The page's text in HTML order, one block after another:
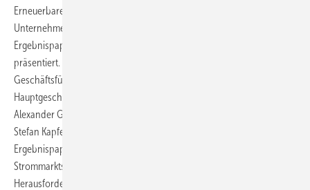
Erneuerbare Energie (BEE) und der Verband Kommunaler
Unternehmen (VKU). Die Ergebnisse wurden innerhalb eines
Ergebnispapiers festgehalten und Anfang Dezember in Berlin
präsentiert. Sie wurden vorgestellt von Dennis Rendschmidt,
Geschäftsführer VDMA, Kerstin Andreae, Vorsitzende der
Hauptgeschäftsführung des BDEW, Simone Peter, Präsidentin des BEE,
Alexander Götz, stellvertretende Hauptgeschäftsführer VKU, und
Stefan Kapferer, Vorsitzender der Geschäftsführung von 50Hertz. Das
Ergebnispapier problematisiert drei Hauptpunkte des aktuelle
Strommarkts und stellt jeweils momentane und zukünftige
Herausforderungen sowie Thesen vor, mit welchen die